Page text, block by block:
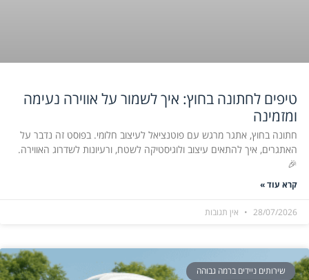
טיפים לחתונה בחוץ: איך לשמור על אווירה נעימה
ומזמינה
חתונה בחוץ, אתגר מרגש עם פוטנציאל לעיצוב חלומי. בפוסט זה נדבר על
האתגרים, איך להתאים עיצוב ולוגיסטיקה לשטח, ורעיונות לשדרוג האווירה.
🎉
קרא עוד »
28/07/2026 אין תגובות
שירותים ניידים ברמה גבוהה